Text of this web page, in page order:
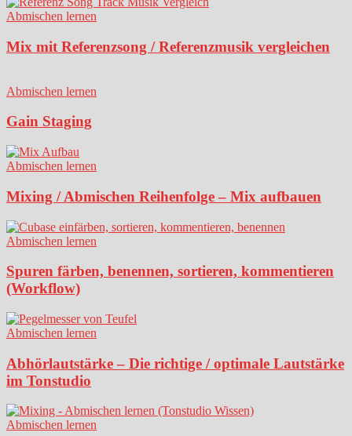
Abmischen lernen
Mix mit Referenzsong / Referenzmusik vergleichen
Abmischen lernen
Gain Staging
Abmischen lernen
Mixing / Abmischen Reihenfolge – Mix aufbauen
Abmischen lernen
Spuren färben, benennen, sortieren, kommentieren
(Workflow)
Abmischen lernen
Abhörlautstärke – Die richtige / optimale Lautstärke
im Tonstudio
Abmischen lernen